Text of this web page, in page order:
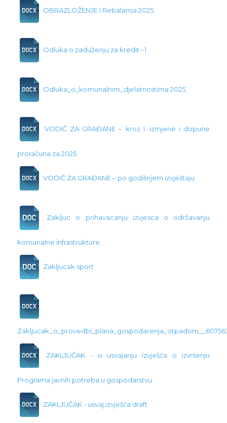
OBRAZLOŽENJE I.Rebalansa 2025.
Odluka o zaduženju za kredit--1
Odluka_o_komunalnim_djelatnostima 2025.
VODIČ ZA GRAĐANE – kroz I. izmjene i dopune
proračuna za 2025.
VODIČ ZA GRAĐANE – po godišnjem izvještaju
Zakljuc o prihavacanju izvjesca o održavanju
komunalne infrastrukture
Zakljucak sport
ZAKLJUČAK - o usvajanju Izvješća o izvršenju
Programa javnih potreba u gospodarstvu
ZAKLJUČAK - usvaj.izvješća draft